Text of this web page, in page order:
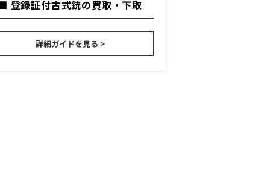
登録証付古式銃の買取・下取
詳細ガイドを見る >